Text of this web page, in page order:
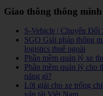
Giao thông thông minh
S-Vehicle | Chuyển Đổi
SGO Giải pháp thông
logistics thuê ngoài
Phần mềm quản lý xe
Phần mềm quản lý cho
năng gì?
Lời giải cho xe trống